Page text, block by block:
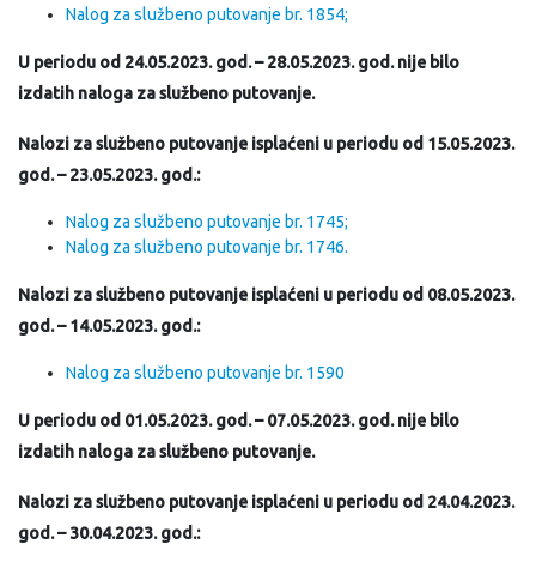
Nalog za službeno putovanje br. 1854;
U periodu od 24.05.2023. god. – 28.05.2023. god. nije bilo
izdatih naloga za službeno putovanje.
Nalozi za službeno putovanje isplaćeni u periodu od 15.05.2023.
god. – 23.05.2023. god.:
Nalog za službeno putovanje br. 1745;
Nalog za službeno putovanje br. 1746.
Nalozi za službeno putovanje isplaćeni u periodu od 08.05.2023.
god. – 14.05.2023. god.:
Nalog za službeno putovanje br. 1590
U periodu od 01.05.2023. god. – 07.05.2023. god. nije bilo
izdatih naloga za službeno putovanje.
Nalozi za službeno putovanje isplaćeni u periodu od 24.04.2023.
god. – 30.04.2023. god.: